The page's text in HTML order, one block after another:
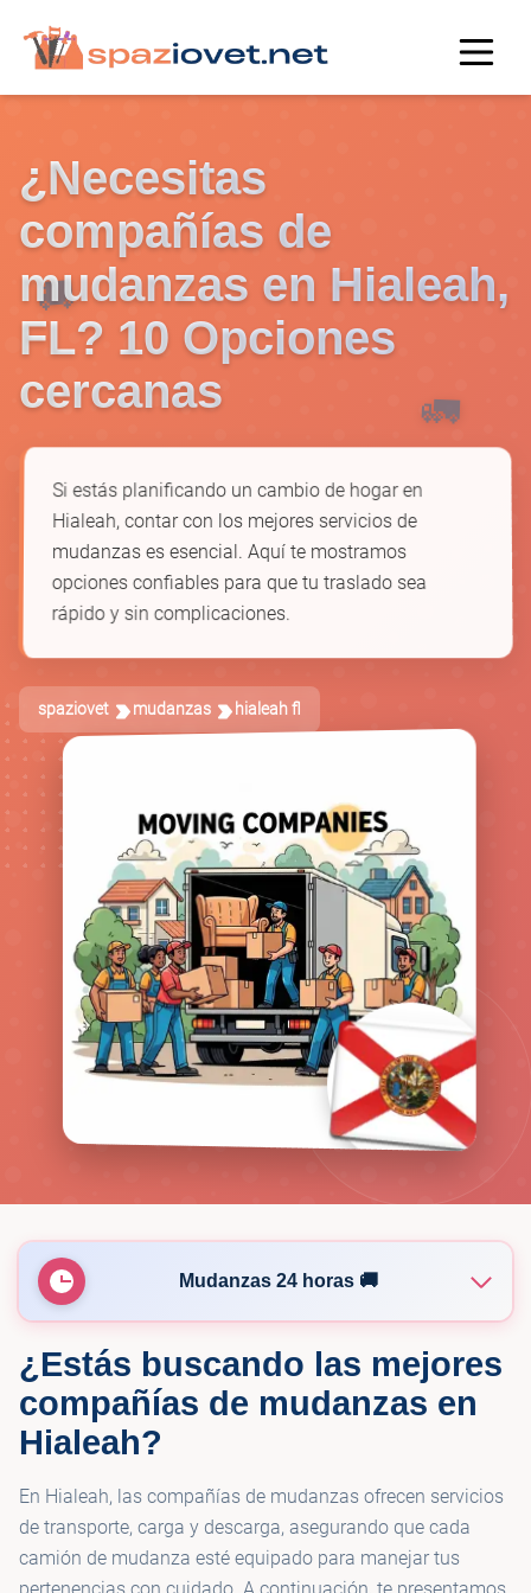
🚚
🚛
📦
¿Necesitas
compañías de
mudanzas en Hialeah,
FL? 10 Opciones
cercanas
Si estás planificando un cambio de hogar en
Hialeah, contar con los mejores servicios de
mudanzas es esencial. Aquí te mostramos
opciones confiables para que tu traslado sea
rápido y sin complicaciones.
spaziovet mudanzas hialeah fl
Mudanzas 24 horas 🚚
🚚 QBA Multiservices inc
🚚 Valido Moving Company
🚚 Allen & Son Moving & Storage
¿Estás buscando las mejores
compañías de mudanzas en
Hialeah?
En Hialeah, las compañías de mudanzas ofrecen servicios
de transporte, carga y descarga, asegurando que cada
camión de mudanza esté equipado para manejar tus
pertenencias con cuidado. A continuación, te presentamos